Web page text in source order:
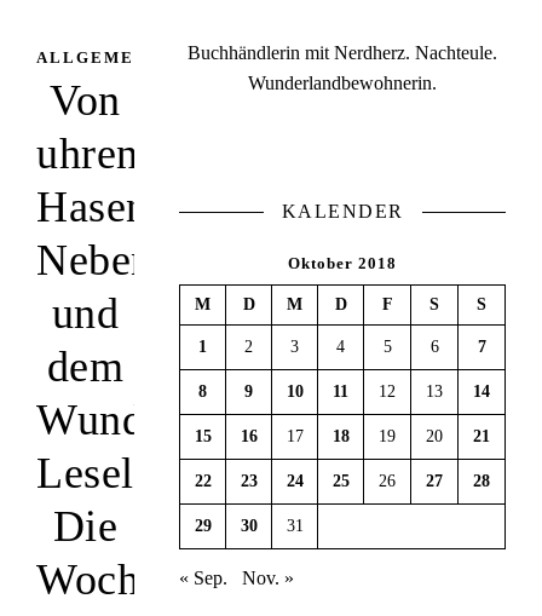
ALLGEMEIN LESELAUNEN
Von
uhrenliebenden
Hasen,
Nebenwirkungen
und
dem
Wunderland.
Leselaunen.
Die
Woche
Buchhändlerin mit Nerdherz. Nachteule.
Wunderlandbewohnerin.
KALENDER
Oktober 2018
M D M D F S S
1 2 3 4 5 6 7
8 9 10 11 12 13 14
15 16 17 18 19 20 21
22 23 24 25 26 27 28
29 30 31
« Sep. Nov. »